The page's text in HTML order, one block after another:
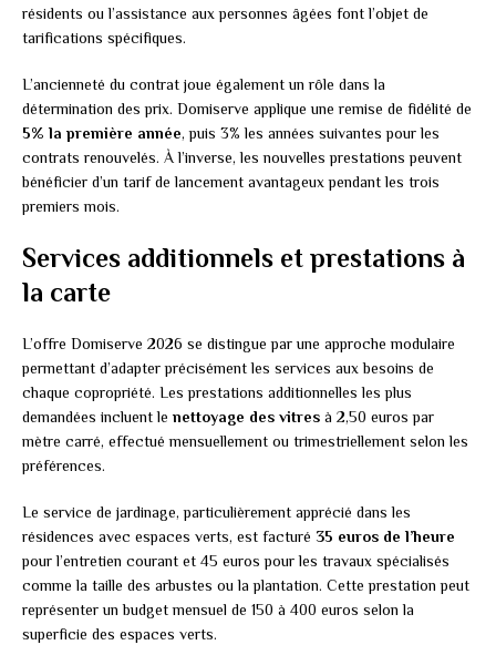
résidents ou l’assistance aux personnes âgées font l’objet de
tarifications spécifiques.
L’ancienneté du contrat joue également un rôle dans la
détermination des prix. Domiserve applique une remise de fidélité de
5% la première année, puis 3% les années suivantes pour les
contrats renouvelés. À l’inverse, les nouvelles prestations peuvent
bénéficier d’un tarif de lancement avantageux pendant les trois
premiers mois.
Services additionnels et prestations à
la carte
L’offre Domiserve 2026 se distingue par une approche modulaire
permettant d’adapter précisément les services aux besoins de
chaque copropriété. Les prestations additionnelles les plus
demandées incluent le nettoyage des vitres à 2,50 euros par
mètre carré, effectué mensuellement ou trimestriellement selon les
préférences.
Le service de jardinage, particulièrement apprécié dans les
résidences avec espaces verts, est facturé 35 euros de l’heure
pour l’entretien courant et 45 euros pour les travaux spécialisés
comme la taille des arbustes ou la plantation. Cette prestation peut
représenter un budget mensuel de 150 à 400 euros selon la
superficie des espaces verts.